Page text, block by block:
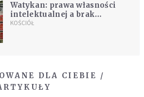
Watykan: prawa własności
intelektualnej a brak
lekarstw
KOŚCIÓŁ
DLA CIEBIE /